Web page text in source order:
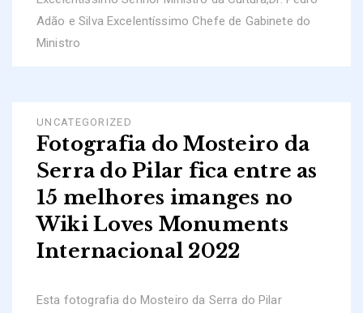
Adão e Silva Excelentíssimo Chefe de Gabinete do
Ministro
UNCATEGORIZED
Fotografia do Mosteiro da
Serra do Pilar fica entre as
15 melhores imanges no
Wiki Loves Monuments
Internacional 2022
Esta fotografia do Mosteiro da Serra do Pilar